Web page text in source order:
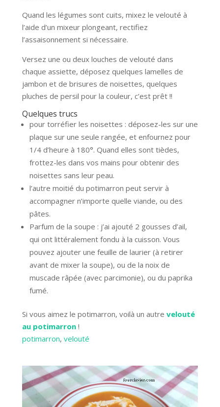
Quand les légumes sont cuits, mixez le velouté à
l’aide d’un mixeur plongeant, rectifiez
l’assaisonnement si nécessaire.
Versez une ou deux louches de velouté dans
chaque assiette, déposez quelques lamelles de
jambon et de brisures de noisettes, quelques
pluches de persil pour la couleur, c’est prêt !!
Quelques trucs
pour torréfier les noisettes : déposez-les sur une
plaque sur une seule rangée, et enfournez pour
1/4 d’heure à 180°. Quand elles sont tièdes,
frottez-les dans vos mains pour obtenir des
noisettes sans leur peau.
l’autre moitié du potimarron peut servir à
accompagner n’importe quelle viande, ou des
pâtes.
Parfum de la soupe : j’ai ajouté 2 gousses d’ail,
qui ont littéralement fondu à la cuisson. Vous
pouvez ajouter une feuille de laurier (à retirer
avant de mixer la soupe), ou de la noix de
muscade râpée (avec parcimonie), ou du paprika
fumé.
Si vous aimez le potimarron, voilà un autre velouté
au potimarron!
potimarron, velouté